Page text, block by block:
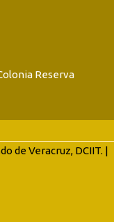
Reserva
de Veracruz, DCIIT. |